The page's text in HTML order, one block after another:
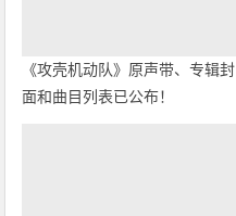
《攻壳机动队》原声带、专辑封
面和曲目列表已公布！